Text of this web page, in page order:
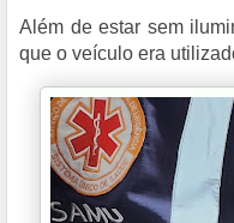
Além de estar sem
que o veículo era